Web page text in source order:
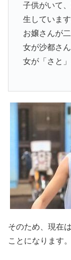
子供がいて
生しています
お嬢さんが
女が沙都さ
女が「さと
そのため、現在
ことになります。